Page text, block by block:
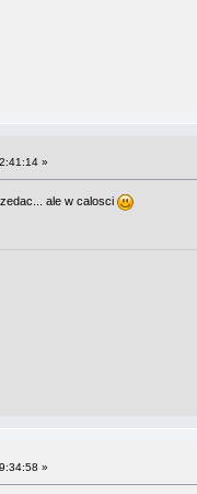
»
ale w calosci
»